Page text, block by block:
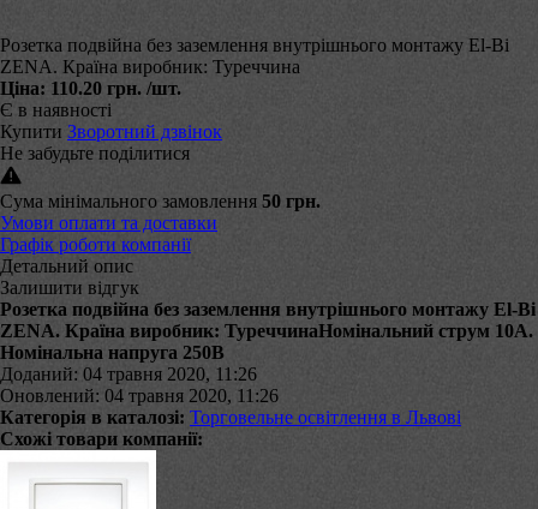
Розетка подвійна без заземлення внутрішнього монтажу El-Bi
ZENA. Країна виробник: Туреччина
Ціна: 110.20 грн. /шт.
Є в наявності
Купити Зворотний дзвінок
Не забудьте поділитися
Сума мінімального замовлення 50 грн.
Умови оплати та доставки
Графік роботи компанії
Детальний опис
Залишити відгук
Розетка подвійна без заземлення внутрішнього монтажу El-Bi
ZENA. Країна виробник: ТуреччинаНомінальний струм 10А.
Номінальна напруга 250В
Доданий: 04 травня 2020, 11:26
Оновлений: 04 травня 2020, 11:26
Категорія в каталозі: Торговельне освітлення в Львові
Схожі товари компанії: